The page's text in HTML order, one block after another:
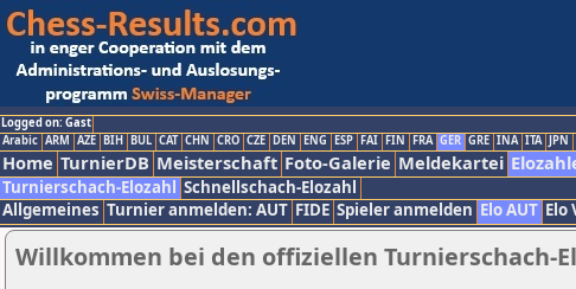
Logged on: Gast
Arabic ARM AZE BIH BUL CAT CHN CRO CZE DEN ENG ESP FAI FIN FRA GER GRE INA ITA JPN
Home TurnierDB Meisterschaft Foto-Galerie Meldekartei
Turnierschach-Elozahl Schnellschach-Elozahl
Allgemeines Turnier anmelden: AUT FIDE Spieler anmelden Elo AUT Elo
Willkommen bei den offiziellen Turnierschach-